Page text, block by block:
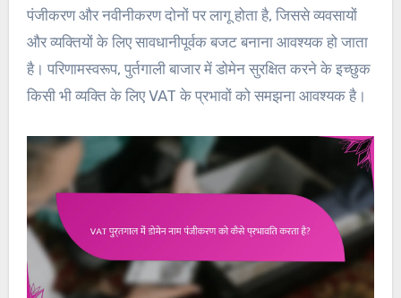
पंजीकरण और नवीनीकरण दोनों पर लागू होता है, जिससे व्यवसायों
और व्यक्तियों के लिए सावधानीपूर्वक बजट बनाना आवश्यक हो जाता
है। परिणामस्वरूप, पुर्तगाली बाजार में डोमेन सुरक्षित करने के इच्छुक
किसी भी व्यक्ति के लिए VAT के प्रभावों को समझना आवश्यक है।